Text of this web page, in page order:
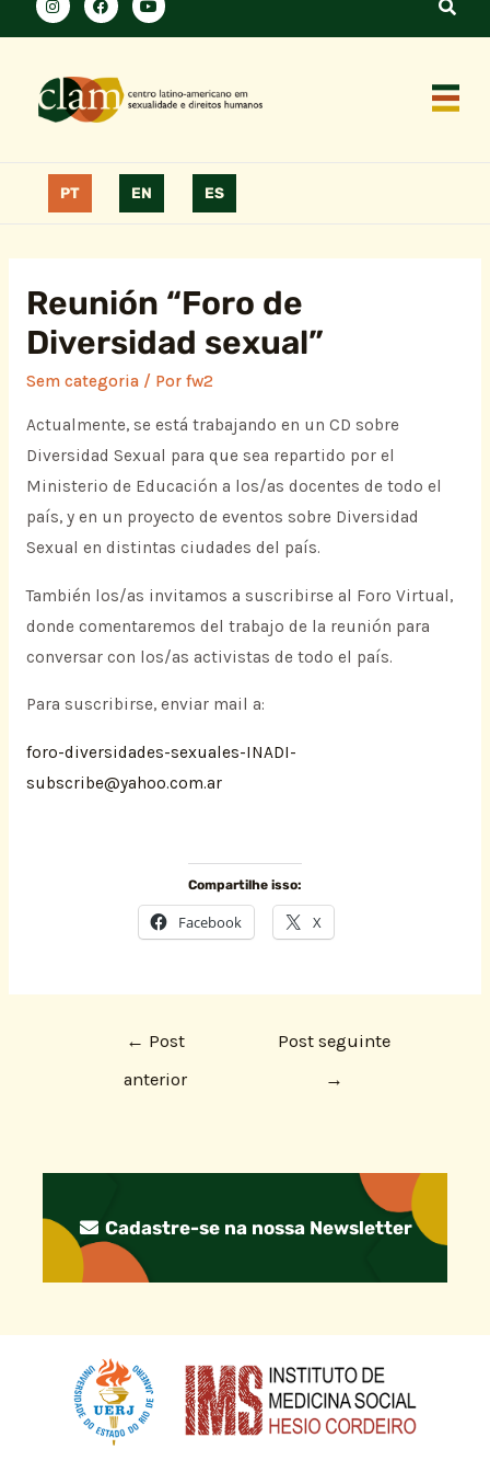
PT EN ES
Reunión “Foro de
Diversidad sexual”
Sem categoria/ Por fw2
Actualmente, se está trabajando en un CD sobre
Diversidad Sexual para que sea repartido por el
Ministerio de Educación a los/as docentes de todo el
país, y en un proyecto de eventos sobre Diversidad
Sexual en distintas ciudades del país.
También los/as invitamos a suscribirse al Foro Virtual,
donde comentaremos del trabajo de la reunión para
conversar con los/as activistas de todo el país.
Para suscribirse, enviar mail a:
foro-diversidades-sexuales-INADI-
subscribe@yahoo.com.ar
Compartilhe isso:
Facebook X
← Post
anterior
Post seguinte
→
Cadastre-se na nossa Newsletter